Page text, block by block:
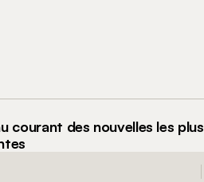
courant des nouvelles les plus